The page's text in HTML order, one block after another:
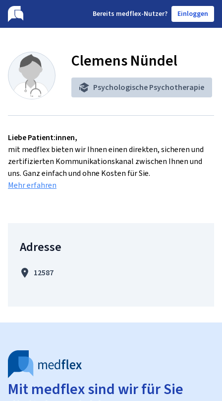
Bereits medflex-Nutzer? Einloggen
Clemens Nündel
Psychologische Psychotherapie
Liebe Patient:innen,
mit medflex bieten wir Ihnen einen direkten, sicheren und
zertifizierten Kommunikationskanal zwischen Ihnen und
uns. Ganz einfach und ohne Kosten für Sie.
Mehr erfahren
Adresse
12587
Mit medflex sind wir für Sie